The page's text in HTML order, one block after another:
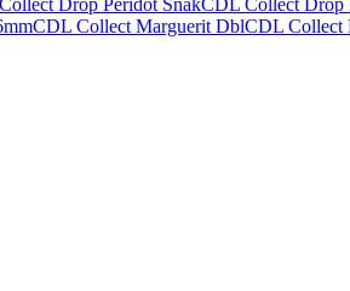
Drop Peridot SnakCDL Collect Drop
CDL Collect Marguerit DblCDL Collect